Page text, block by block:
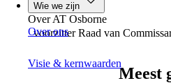
Wie we zijn
Over AT Osborne
Over ons
Visie & kernwaarden
Wim Drossaert
voorzitter Raad van
Meest